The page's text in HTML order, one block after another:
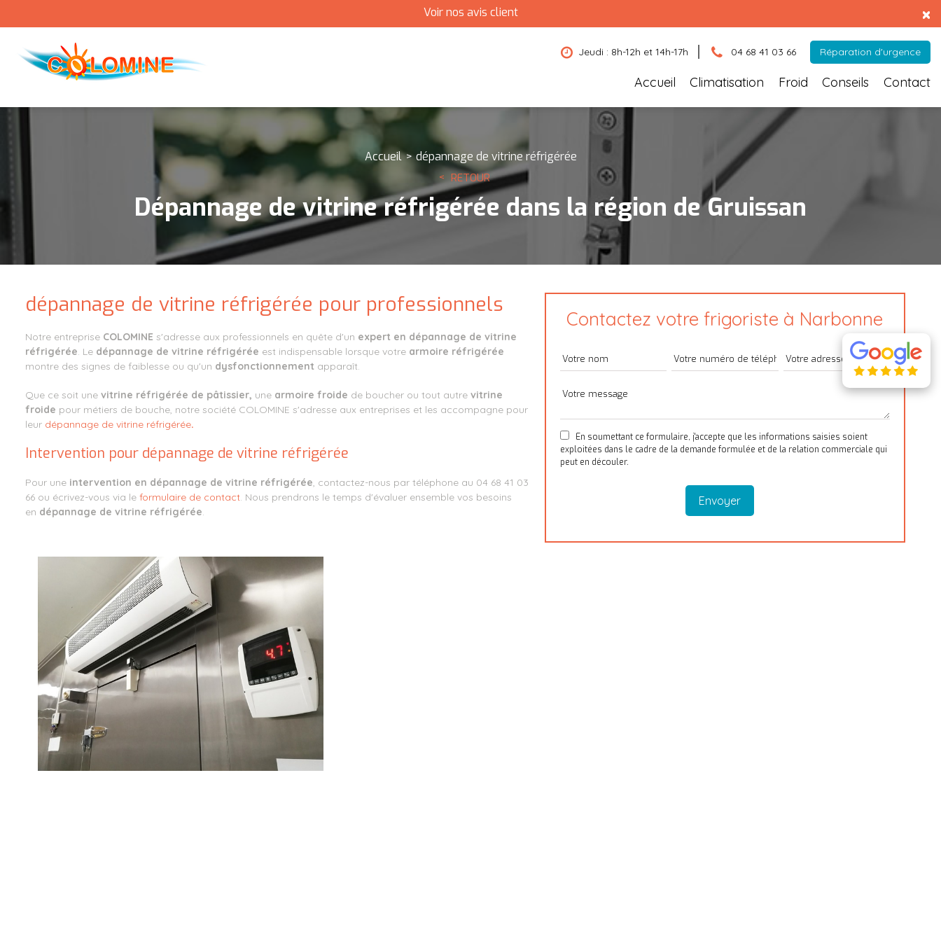
Voir nos avis client ×
Jeudi : 8h-12h et 14h-17h 04 68 41 03 66 Réparation d'urgence
Accueil Climatisation Froid Conseils Contact
Accueil dépannage de vitrine réfrigérée
RETOUR
Dépannage de vitrine réfrigérée dans la région de Gruissan
dépannage de vitrine réfrigérée pour professionnels
Notre entreprise COLOMINE s'adresse aux professionnels en quête d'un expert en dépannage de vitrine
réfrigérée. Le dépannage de vitrine réfrigérée est indispensable lorsque votre armoire réfrigérée
montre des signes de faiblesse ou qu'un dysfonctionnement apparaît.
Que ce soit une vitrine réfrigérée de pâtissier, une armoire froide de boucher ou tout autre vitrine
froide pour métiers de bouche, notre société COLOMINE s'adresse aux entreprises et les accompagne pour
leur dépannage de vitrine réfrigérée.
Intervention pour dépannage de vitrine réfrigérée
Pour une intervention en dépannage de vitrine réfrigérée, contactez-nous par téléphone au 04 68 41 03
66 ou écrivez-vous via le formulaire de contact. Nous prendrons le temps d'évaluer ensemble vos besoins
en dépannage de vitrine réfrigérée.
Contactez votre frigoriste à Narbonne
En soumettant ce formulaire, j'accepte que les informations saisies soient
exploitées dans le cadre de la demande formulée et de la relation commerciale qui
peut en découler.